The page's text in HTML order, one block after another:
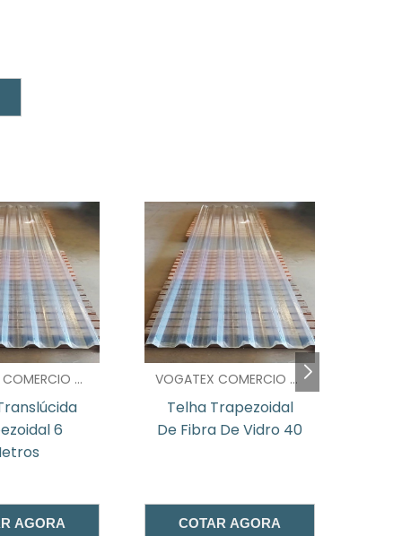
VOGATEX COMERCIO DE TELHAS - SP
6
AGORA
VOGATEX COMERCIO DE TELHAS - SP
Telha Trapezoidal
De Fibra De Vidro 40
COTAR AGORA